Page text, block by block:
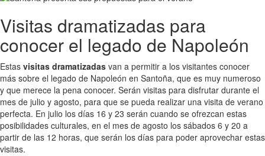
Visitas dramatizadas para
conocer el legado de Napoleón
Estas visitas dramatizadas van a permitir a los visitantes conocer
más sobre el legado de Napoleón en Santoña, que es muy numeroso
y que merece la pena conocer. Serán visitas para disfrutar durante el
mes de julio y agosto, para que se pueda realizar una visita de verano
perfecta. En julio los días 16 y 23 serán cuando se ofrezcan estas
posibilidades culturales, en el mes de agosto los sábados 6 y 20 a
partir de las 12 horas, que serán los días para poder aprovechar estas
visitas.